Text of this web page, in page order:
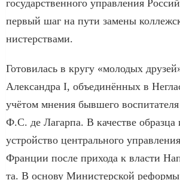
государственного управ­ле­ния
пер­вый шаг на пу­ти за­ме­ны
ни­стер­ст­ва­ми.
Го­то­ви­лась в кру­гу «мо­ло­дых
Алек­сан­д­ра I, объ­еди­нён­ных в
учё­том мне­ния бывшего
Ф.С. де Ла­гар­па. В ка­че­ст­ве об­раз­ца
уст­рой­ст­во центрального
Фран­ции по­сле при­хо­да к вла­сти
та. В ос­но­ву Министерской